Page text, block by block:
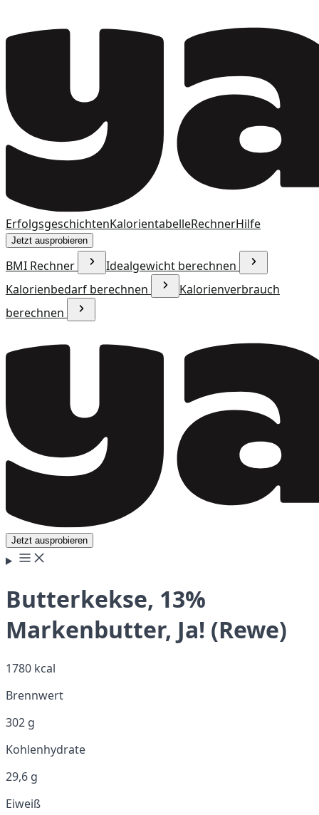
ErfolgsgeschichtenKalorientabelleRechnerHilfe
Jetzt ausprobieren
BMI Rechner
Idealgewicht berechnen
Kalorienbedarf berechnen
Kalorienverbrauch
berechnen
Jetzt ausprobieren
Butterkekse, 13%
Markenbutter, Ja! (Rewe)
1780 kcal
Brennwert
302 g
Kohlenhydrate
29,6 g
Eiweiß